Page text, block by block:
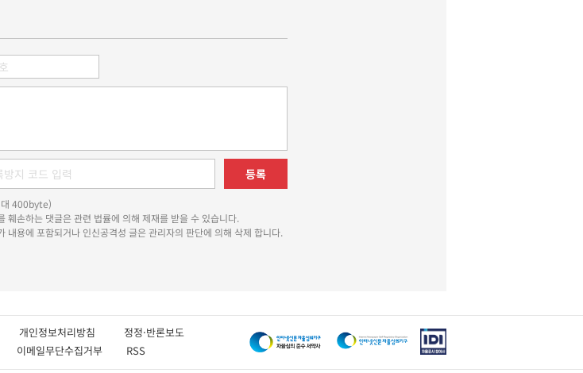
등록
대 400byte)
훼손하는 댓글은 관련 법률에 의해 제재를 받을 수 있습니다.
내용에 포함되거나 인신공격성 글은 관리자의 판단에 의해 삭제 합니다.
개인정보처리방침 정정·반론보도
이메일무단수집거부 RSS